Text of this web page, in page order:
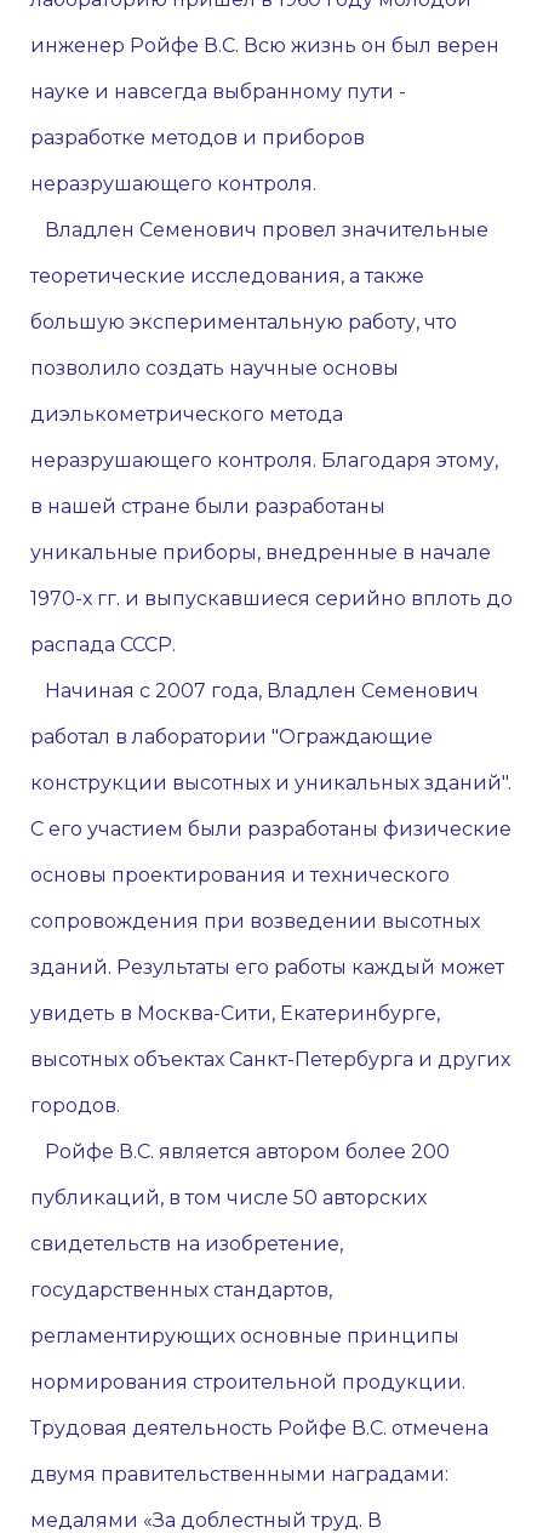
инженер Ройфе В.С. Всю жизнь он был верен
науке и навсегда выбранному пути -
разработке методов и приборов
неразрушающего контроля.
Владлен Семенович провел значительные
теоретические исследования, а также
большую экспериментальную работу, что
позволило создать научные основы
диэлькометрического метода
неразрушающего контроля. Благодаря этому,
в нашей стране были разработаны
уникальные приборы, внедренные в начале
1970-х гг. и выпускавшиеся серийно вплоть до
распада СССР.
Начиная с 2007 года, Владлен Семенович
работал в лаборатории "Ограждающие
конструкции высотных и уникальных зданий".
С его участием были разработаны физические
основы проектирования и технического
сопровождения при возведении высотных
зданий. Результаты его работы каждый может
увидеть в Москва-Сити, Екатеринбурге,
высотных объектах Санкт-Петербурга и других
городов.
Ройфе В.С. является автором более 200
публикаций, в том числе 50 авторских
свидетельств на изобретение,
государственных стандартов,
регламентирующих основные принципы
нормирования строительной продукции.
Трудовая деятельность Ройфе В.С. отмечена
двумя правительственными наградами:
медалями «За доблестный труд. В